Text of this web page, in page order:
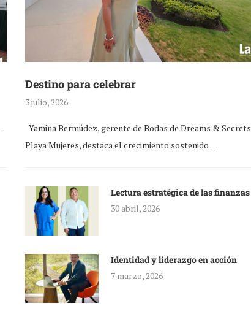
Destino para celebrar
3 julio, 2026
Yamina Bermúdez, gerente de Bodas de Dreams & Secrets
Playa Mujeres, destaca el crecimiento sostenido …
Lectura estratégica de las finanzas
30 abril, 2026
Identidad y liderazgo en acción
7 marzo, 2026